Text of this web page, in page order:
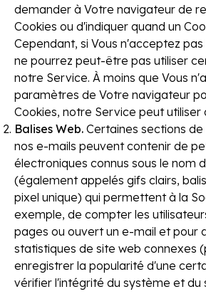
demander à Votre navigateur de
Cookies ou d'indiquer quand un
Cependant, si Vous n'acceptez pas
ne pourrez peut-être pas utiliser
notre Service. À moins que Vous
paramètres de Votre navigateur
Cookies, notre Service peut utiliser
Balises Web. Certaines sections
nos e-mails peuvent contenir de
électroniques connus sous le nom
(également appelés gifs clairs,
pixel unique) qui permettent à la
exemple, de compter les
pages ou ouvert un e-mail et pour
statistiques de site web connexes
enregistrer la popularité d'une
vérifier l'intégrité du système et du